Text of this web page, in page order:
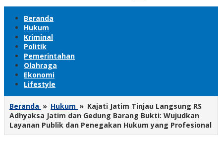
Beranda
Hukum
Kriminal
Politik
Pemerintahan
Olahraga
Ekonomi
Lifestyle
Beranda » Hukum » Kajati Jatim Tinjau Langsung RS
Adhyaksa Jatim dan Gedung Barang Bukti: Wujudkan
Layanan Publik dan Penegakan Hukum yang Profesional